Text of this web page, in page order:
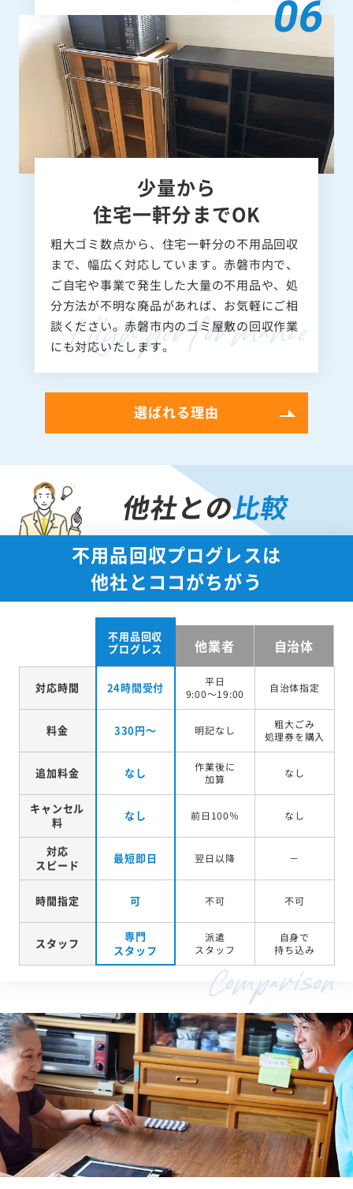
少量から
住宅一軒分までOK
粗大ゴミ数点から、住宅一軒分の不用品回収
まで、幅広く対応しています。赤磐市内で、
ご自宅や事業で発生した大量の不用品や、処
分方法が不明な廃品があれば、お気軽にご相
談ください。赤磐市内のゴミ屋敷の回収作業
にも対応いたします。
選ばれる理由
他社との比較
不用品回収プログレスは
他社とココがちがう
不用品回収
プログレス
他業者 自治体
対応時間 24時間受付
平日
9:00～19:00
自治体指定
料金 330円～ 明記なし
粗大ごみ
処理券を購入
追加料金 なし
作業後に
加算
なし
キャンセル
料
なし 前日100％ なし
対応
スピード
最短即日 翌日以降 －
時間指定 可 不可 不可
スタッフ
専門
スタッフ
派遣
スタッフ
自身で
持ち込み